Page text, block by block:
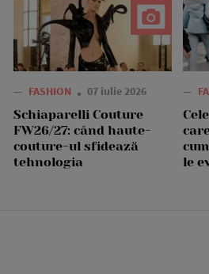
— FASHION 07 iulie 2026
Schiaparelli Couture
FW26/27: când haute-
couture-ul sfidează
tehnologia
—
le